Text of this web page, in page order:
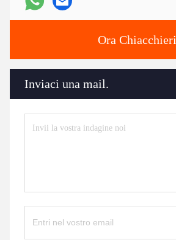
Ora Chiacchieri
Inviaci una mail.